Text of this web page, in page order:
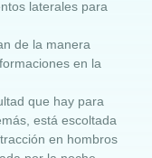
laterales para
de la manera
en la
que hay para
está escoltada
en hombros